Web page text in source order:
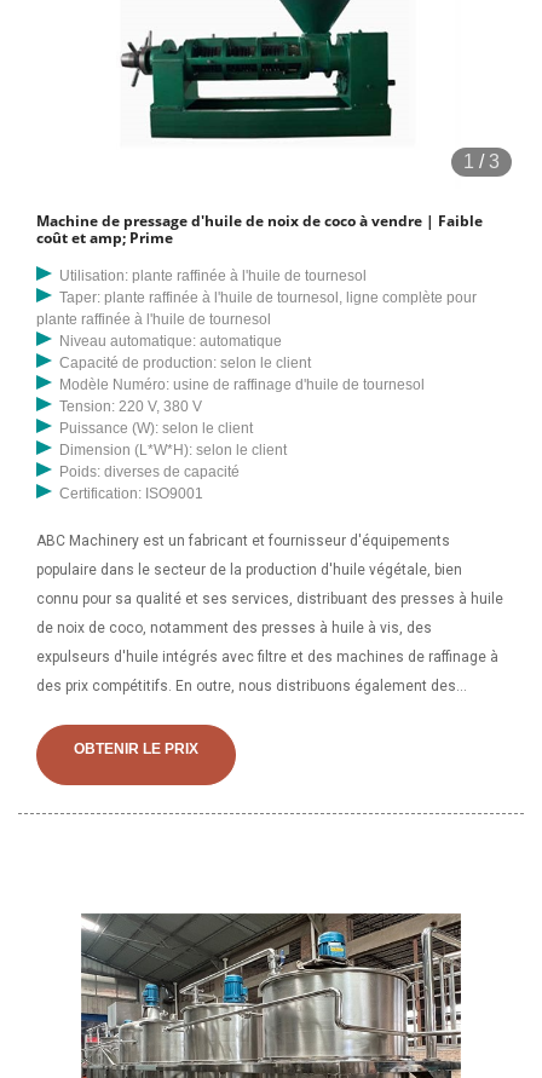
1 /3
Machine de pressage d'huile de noix de coco à vendre | Faible
coût et amp; Prime
Utilisation: plante raffinée à l'huile de tournesol
Taper: plante raffinée à l'huile de tournesol, ligne complète pour
plante raffinée à l'huile de tournesol
Niveau automatique: automatique
Capacité de production: selon le client
Modèle Numéro: usine de raffinage d'huile de tournesol
Tension: 220 V, 380 V
Puissance (W): selon le client
Dimension (L*W*H): selon le client
Poids: diverses de capacité
Certification: ISO9001
ABC Machinery est un fabricant et fournisseur d'équipements
populaire dans le secteur de la production d'huile végétale, bien
connu pour sa qualité et ses services, distribuant des presses à huile
de noix de coco, notamment des presses à huile à vis, des
expulseurs d'huile intégrés avec filtre et des machines de raffinage à
des prix compétitifs. En outre, nous distribuons également des
production d'huile de noix de coco. Presse à huile avancée à faible
consommation d'énergie au Gabon, trouvez des détails complets sur
OBTENIR LE PRIX